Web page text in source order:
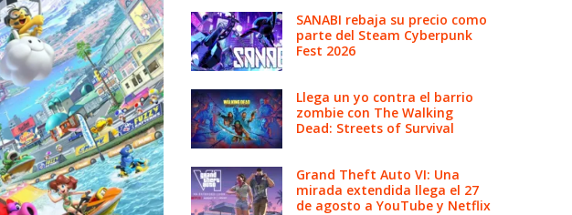
SANABI rebaja su precio como
parte del Steam Cyberpunk
Fest 2026
Llega un yo contra el barrio
zombie con The Walking
Dead: Streets of Survival
Grand Theft Auto VI: Una
mirada extendida llega el 27
de agosto a YouTube y Netflix